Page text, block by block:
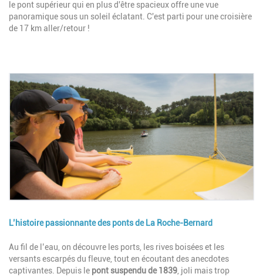
le pont supérieur qui en plus d'être spacieux offre une vue
panoramique sous un soleil éclatant. C'est parti pour une croisière
de 17 km aller/retour !
Image
L’histoire passionnante des ponts de La Roche-Bernard
Description
Au fil de l’eau, on découvre les ports, les rives boisées et les
versants escarpés du fleuve, tout en écoutant des anecdotes
captivantes. Depuis le pont suspendu de 1839 , joli mais trop